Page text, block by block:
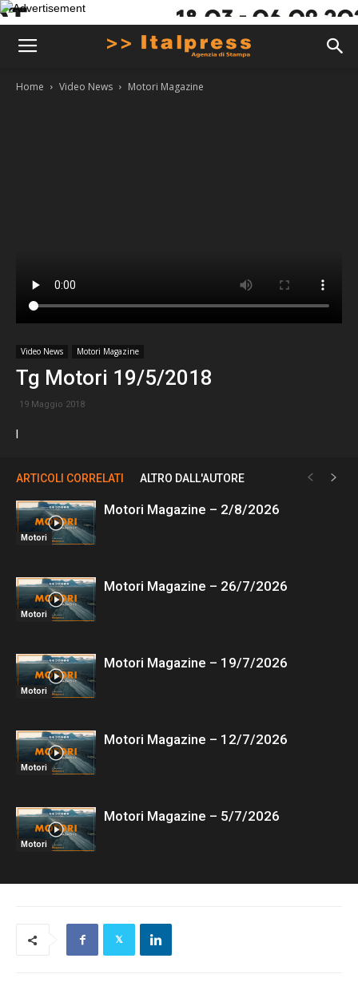
Home Video News Motori Magazine
Video News Motori Magazine
Tg Motori 19/5/2018
19 Maggio 2018
l
ARTICOLI CORRELATI ALTRO DALL'AUTORE
Motori
Motori Magazine – 2/8/2026
Motori
Motori Magazine – 26/7/2026
Motori
Motori Magazine – 19/7/2026
Motori
Motori Magazine – 12/7/2026
Motori
Motori Magazine – 5/7/2026